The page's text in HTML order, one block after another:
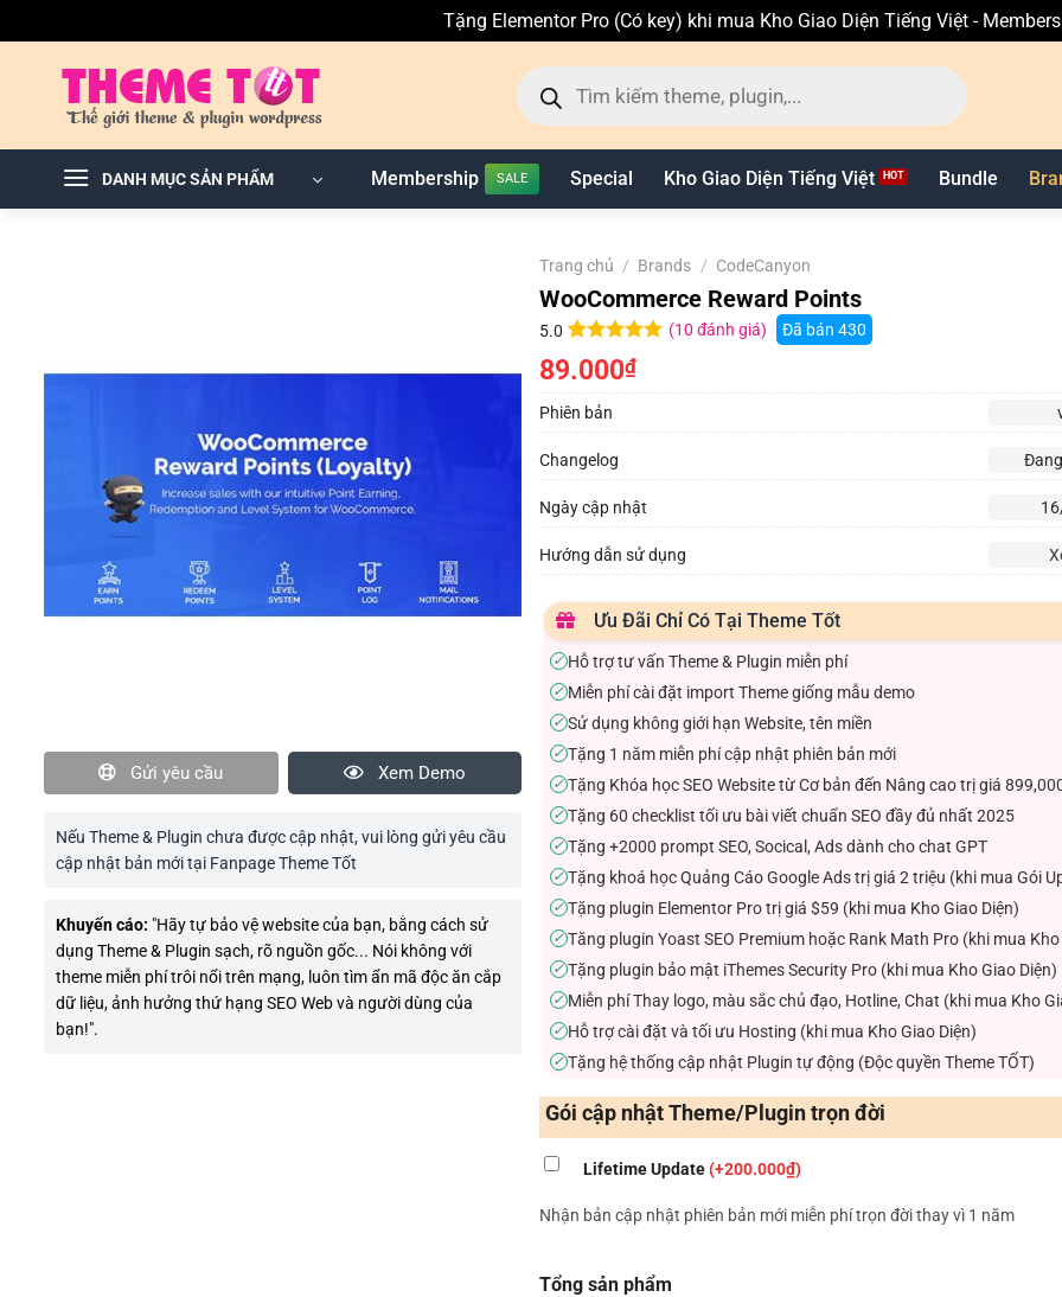
Tặng Elementor Pro (Có key) khi mua Kho Giao Diện Tiếng Việt -
Tìm
kiếm
sản
phẩm
DANH MỤC SẢN PHẨM Membership Special Kho Giao Diện Tiếng Việt Bundle
Gửi yêu cầu Xem Demo
Nếu Theme & Plugin chưa được cập nhật, vui lòng gửi yêu cầu
cập nhật bản mới tại Fanpage Theme Tốt
Khuyến cáo: "Hãy tự bảo vệ website của bạn, bằng cách sử
dụng Theme & Plugin sạch, rõ nguồn gốc... Nói không với
theme miễn phí trôi nổi trên mạng, luôn tìm ẩn mã độc ăn cắp
dữ liệu, ảnh hưởng thứ hạng SEO Web và người dùng của
bạn!".
Trang chủ / Brands / CodeCanyon
WooCommerce Reward Points
5.0
5.0 trên 5
dựa trên
10
(10 đánh giá) Đã bán430
89.000₫
Phiên bản
Changelog
Ngày cập nhật
Hướng dẫn sử dụng
Ưu Đãi Chỉ Có Tại Theme Tốt
✓Hỗ trợ tư vấn Theme & Plugin miễn phí
✓Miễn phí cài đặt import Theme giống mẫu demo
✓Sử dụng không giới hạn Website, tên miền
✓Tặng 1 năm miễn phí cập nhật phiên bản mới
✓Tặng Khóa học SEO Website từ Cơ bản đến Nâng cao trị giá
✓Tặng 60 checklist tối ưu bài viết chuẩn SEO đầy đủ nhất 2025
✓Tặng +2000 prompt SEO, Socical, Ads dành cho chat GPT
✓Tặng khoá học Quảng Cáo Google Ads trị giá 2 triệu (khi mua Gói
✓Tặng plugin Elementor Pro trị giá $59 (khi mua Kho Giao Diện)
✓Tăng plugin Yoast SEO Premium hoặc Rank Math Pro (khi mua Kho
✓Tặng plugin bảo mật iThemes Security Pro (khi mua Kho Giao Diện)
✓Miễn phí Thay logo, màu sắc chủ đạo, Hotline, Chat (khi mua Kho
✓Hỗ trợ cài đặt và tối ưu Hosting (khi mua Kho Giao Diện)
✓Tặng hệ thống cập nhật Plugin tự động (Độc quyền Theme TỐT)
Gói cập nhật Theme/Plugin trọn đời
Lifetime Update(+200.000₫)
Nhận bản cập nhật phiên bản mới miễn phí trọn đời thay vì 1 năm
Tổng sản phẩm